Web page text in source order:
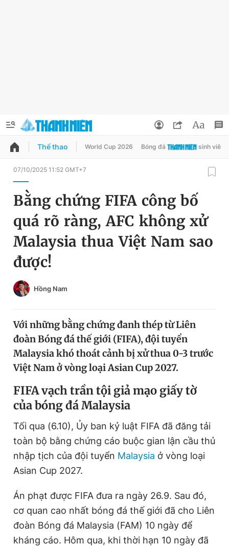
QUẢNG CÁO ĐẶT BÁO
Chuyên mục
Chuyên mục khác
Chào ngày mới
Tin thị trường
Video Magazine
Sản phẩm khác
Tiện ích Bạn cần biết
Thông tin tòa soạn
Đọc Thanh Niên trên điện thoại
Đổi mật khẩu
Tin đã lưu
Tin đã xem
Thể thao World Cup 2026 Bóng đá sinh viên
07/10/2025 11:52 GMT+7
Bằng chứng FIFA công bố
quá rõ ràng, AFC không xử
Malaysia thua Việt Nam sao
được!
Hồng Nam
Với những bằng chứng đanh thép từ Liên
đoàn Bóng đá thế giới (FIFA), đội tuyển
Malaysia khó thoát cảnh bị xử thua 0-3 trước
Việt Nam ở vòng loại Asian Cup 2027.
FIFA vạch trần tội giả mạo giấy tờ
của bóng đá Malaysia
Tối qua (6.10), Ủy ban kỷ luật FIFA đã đăng tải
toàn bộ bằng chứng cáo buộc gian lận cầu thủ
nhập tịch của đội tuyển Malaysia ở vòng loại
Asian Cup 2027.
Án phạt được FIFA đưa ra ngày 26.9. Sau đó,
cơ quan cao nhất bóng đá thế giới đã cho Liên
đoàn Bóng đá Malaysia (FAM) 10 ngày để
kháng cáo. Hôm qua, khi thời hạn 10 ngày đã